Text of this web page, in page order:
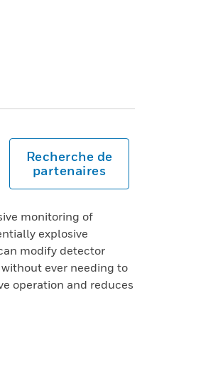
Recherche de
partenaires
monitoring of
explosive
modify detector
ever needing to
operation and reduces